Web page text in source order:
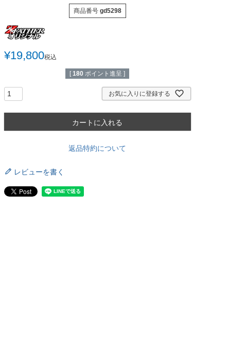
商品番号 gd5298
¥19,800税込
[ 180 ポイント進呈 ]
お気に入りに登録する
カートに入れる
返品特約について
レビューを書く